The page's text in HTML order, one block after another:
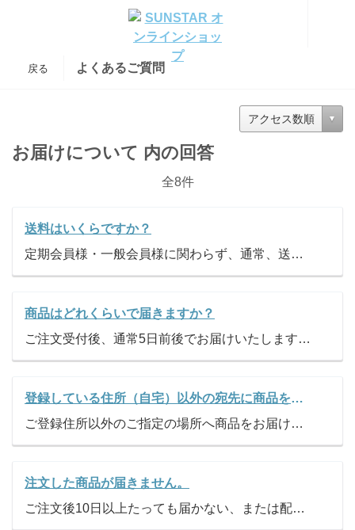
戻る よくあるご質問
アクセス数順
お届けについて 内の回答
全8件
送料はいくらですか？
定期会員様・一般会員様に関わらず、通常、送料は同一お届け日かつ同一お届け先ごとに割引後のご注文金額が合計7,000円(税込)未満の場合は、全国一律550円(税込)を頂戴いたします。割引後のご注文金額が合計7,000円(税込)以上の場合は、送料無料です。ただし、医薬品をご購入の場合は、そのほかの商品と出荷元が異なるため、カート番号ごとに送料を頂戴いたします。
商品はどれくらいで届きますか？
ご注文受付後、通常5日前後でお届けいたします。ただし、商品のお届け予定が大幅に遅れたり、品切れでお届けできない場合等は、メールでご案内させていただきます。
登録している住所（自宅）以外の宛先に商品を届けることはできますか？
ご登録住所以外のご指定の場所へ商品をお届けいたします。ご注文手続きのお届け先の選択時に、ご希望のお届け先を選択してください。 ただしご注文明細書およびご請求書は「ご登録住所」へお届けいたします。
注文した商品が届きません。
ご注文後10日以上たっても届かない、または配達予定日を過ぎても届かない場合は、お手数ですが、お問い合わせフォームまたは下記のフリーダイヤルまでご連絡ください。 フリーダイヤル 0120-543210 受付時間 9:00～19:00、土日祝可(年末年始を除く)